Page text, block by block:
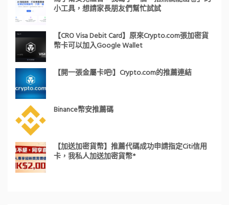
小工具，想請家長朋友們幫忙試試
【CRO Visa Debit Card】原來Crypto.com張加密貨
幣卡可以加入Google Wallet
【開一張金屬卡吧!】Crypto.com的推薦連結
Binance幣安推薦碼
【加送加密貨幣】推薦代碼成功申請指定Citi信用
卡，我私人加送加密貨幣*